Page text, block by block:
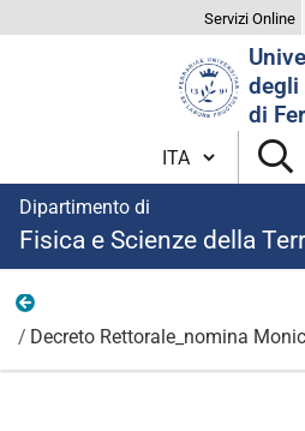
Servizi Online
degli
di
Cambia lingua
Dipartimento di
Fisica e Scienze della
Decreto Rettorale_nomina